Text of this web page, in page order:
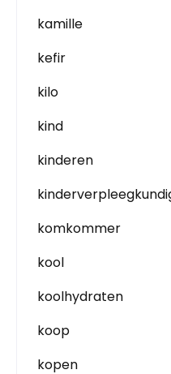
kamille
kefir
kilo
kind
kinderen
komkommer
kool
koolhydraten
koop
kopen